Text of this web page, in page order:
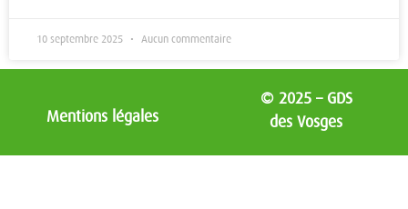
10 septembre 2025 Aucun commentaire
Mentions légales
© 2025 – GDS
des Vosges